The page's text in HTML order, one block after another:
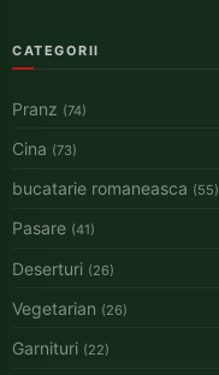
CATEGORII
Pranz (74)
Cina (73)
bucatarie romaneasca (55)
Pasare (41)
Deserturi (26)
Vegetarian (26)
Garnituri (22)